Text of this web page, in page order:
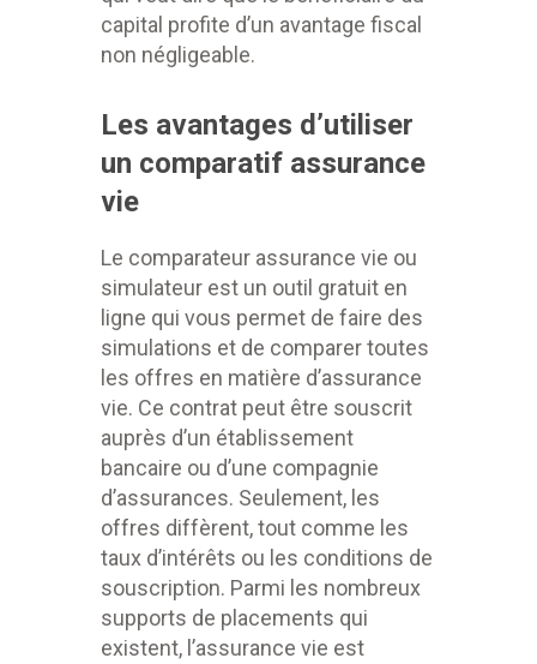
capital profite d’un avantage fiscal
non négligeable.
Les avantages d’utiliser
un comparatif assurance
vie
Le comparateur assurance vie ou
simulateur est un outil gratuit en
ligne qui vous permet de faire des
simulations et de comparer toutes
les offres en matière d’assurance
vie. Ce contrat peut être souscrit
auprès d’un établissement
bancaire ou d’une compagnie
d’assurances. Seulement, les
offres diffèrent, tout comme les
taux d’intérêts ou les conditions de
souscription. Parmi les nombreux
supports de placements qui
existent, l’assurance vie est